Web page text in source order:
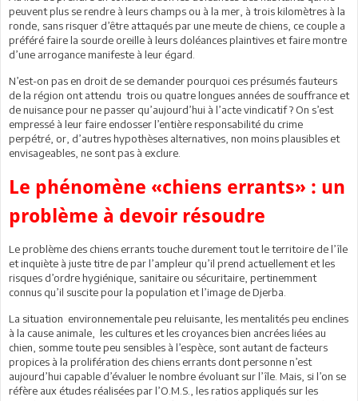
peuvent plus se rendre à leurs champs ou à la mer, à trois kilomètres à la
ronde, sans risquer d’être attaqués par une meute de chiens, ce couple a
préféré faire la sourde oreille à leurs doléances plaintives et faire montre
d’une arrogance manifeste à leur égard.
N’est-on pas en droit de se demander pourquoi ces présumés fauteurs
de la région ont attendu trois ou quatre longues années de souffrance et
de nuisance pour ne passer qu’aujourd’hui à l’acte vindicatif ? On s’est
empressé à leur faire endosser l’entière responsabilité du crime
perpétré, or, d’autres hypothèses alternatives, non moins plausibles et
envisageables, ne sont pas à exclure.
Le phénomène «chiens errants» : un
problème à devoir résoudre
Le problème des chiens errants touche durement tout le territoire de l’île
et inquiète à juste titre de par l’ampleur qu’il prend actuellement et les
risques d’ordre hygiénique, sanitaire ou sécuritaire, pertinemment
connus qu’il suscite pour la population et l’image de Djerba.
La situation environnementale peu reluisante, les mentalités peu enclines
à la cause animale, les cultures et les croyances bien ancrées liées au
chien, somme toute peu sensibles à l’espèce, sont autant de facteurs
propices à la prolifération des chiens errants dont personne n’est
aujourd’hui capable d’évaluer le nombre évoluant sur l’île. Mais, si l’on se
réfère aux études réalisées par l’O.M.S., les ratios appliqués sur les